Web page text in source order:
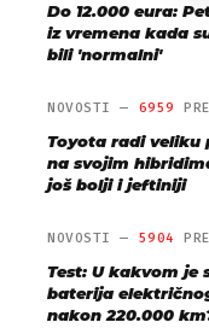
Do 12.000 eura:
iz vremena kada
bili 'normalni'
NOVOSTI — 6959
Toyota radi veliku
na svojim
još bolji i jeftiniji
NOVOSTI — 5904
Test: U kakvom je
baterija
nakon 220.000